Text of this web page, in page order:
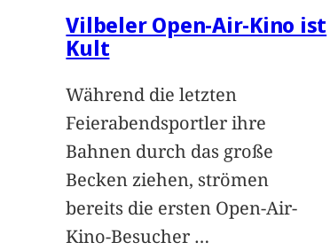
Vilbeler Open-Air-Kino ist
Kult
Während die letzten
Feierabendsportler ihre
Bahnen durch das große
Becken ziehen, strömen
bereits die ersten Open-Air-
Kino-Besucher …